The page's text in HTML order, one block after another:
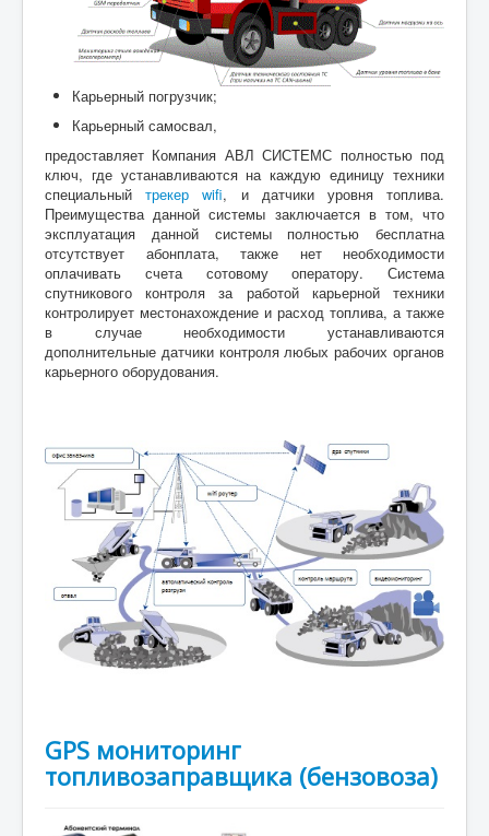
Карьерный погрузчик;
Карьерный самосвал,
предоставляет Компания АВЛ СИСТЕМС полностью под
ключ, где устанавливаются на каждую единицу техники
специальныйтрекерwifi, и датчики уровня топлива.
Преимущества данной системы заключается в том, что
эксплуатация данной системы полностью бесплатна
отсутствует абонплата, также нет необходимости
оплачивать счета сотовому оператору. Система
спутникового контроля за работой карьерной техники
контролирует местонахождение и расход топлива, а также
в случае необходимости устанавливаются
дополнительные датчики контроля любых рабочих органов
карьерного оборудования.
GPS мониторинг
топливозаправщика (бензовоза)